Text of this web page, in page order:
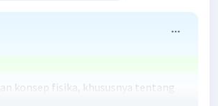
konsep fisika, khususnya tentang